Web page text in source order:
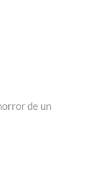
de un